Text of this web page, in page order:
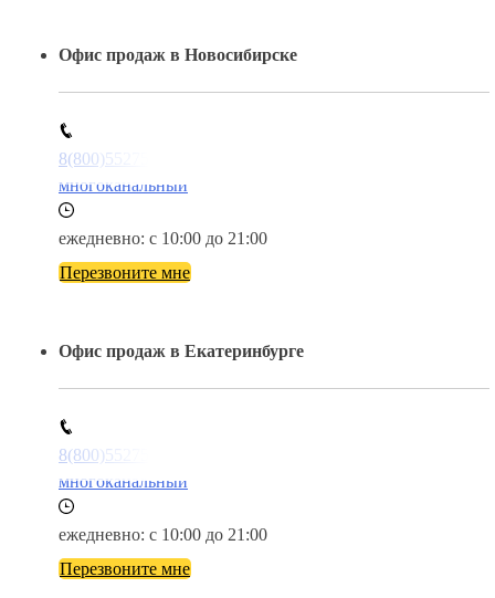
Офис продаж в Новосибирске
8(800)5527584
многоканальный
ежедневно: с 10:00 до 21:00
Перезвоните мне
Офис продаж в Екатеринбурге
8(800)5527584
многоканальный
ежедневно: с 10:00 до 21:00
Перезвоните мне